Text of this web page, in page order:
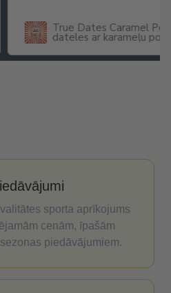
Caramel Popcorn
popkorna
sporta aprīkojums
cenām, īpašām
piedāvājumiem.